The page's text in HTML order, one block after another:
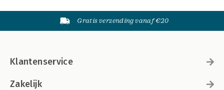
Gratis verzending vanaf €20
Klantenservice
Zakelijk